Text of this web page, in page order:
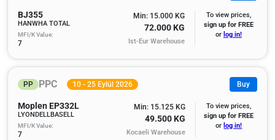
BJ355
HANWHA TOTAL
MFI/K Value:
7
Min: 15.000 KG
72.000 KG
Ist-Eur Warehouse
To view prices,
sign up for FREE
or log in!
PP PPC 10 - 25 Eylül 2026 Buy
Moplen EP332L
LYONDELLBASELL
MFI/K Value:
7
Min: 15.125 KG
49.500 KG
Kocaeli Warehouse
To view prices,
sign up for FREE
or log in!